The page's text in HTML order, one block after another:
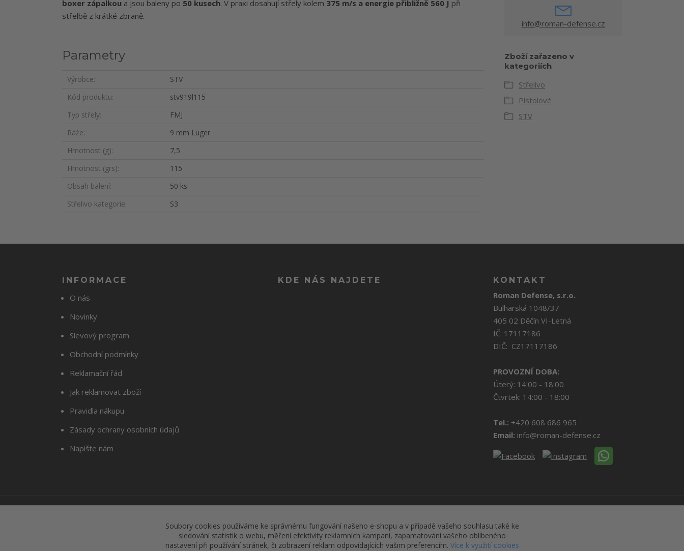
boxer zápalkou a jsou baleny po 50 kusech. V praxi dosahují střely kolem 375 m/s a energie přibližně 560 J při
střelbě z krátké zbraně.
Parametry
Výrobce
STV
Kód produktu
stv919l115
Typ střely
FMJ
Ráže
9 mm Luger
Hmotnost (g)
7,5
Hmotnost (grs)
115
Obsah balení
50 ks
Střelivo kategorie
S3
info@roman-defense.cz
Zboží zařazeno v
kategoriích
Střelivo
Pistolové
STV
INFORMACE
O nás
Novinky
Slevový program
Obchodní podmínky
Reklamační řád
Jak reklamovat zboží
Pravidla nákupu
Zásady ochrany osobních údajů
Napište nám
KDE NÁS NAJDETE KONTAKT
Roman Defense, s.r.o.
Bulharská 1048/37
405 02 Děčín VI-Letná
IČ: 17117186
DIČ: CZ17117186
PROVOZNÍ DOBA:
Úterý: 14:00 - 18:00
Čtvrtek: 14:00 - 18:00
Tel.: +420 608 686 965
Email: info@roman-defense.cz
Soubory cookies používáme ke správnému fungování našeho e-shopu a v případě vašeho souhlasu také ke
sledování statistik o webu, měření efektivity reklamních kampaní, zapamatování vašeho oblíbeného
nastavení při používání stránek, či zobrazení reklam odpovídajících vašim preferencím. Více k využití cookies